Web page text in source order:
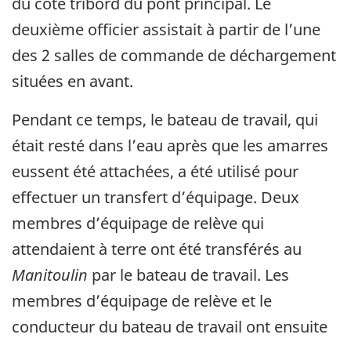
deuxième officier assistait à partir de l’une
des 2 salles de commande de déchargement
situées en avant.
Pendant ce temps, le bateau de travail, qui
était resté dans l’eau après que les amarres
eussent été attachées, a été utilisé pour
effectuer un transfert d’équipage. Deux
membres d’équipage de relève qui
attendaient à terre ont été transférés au
Manitoulin par le bateau de travail. Les
membres d’équipage de relève et le
conducteur du bateau de travail ont ensuite